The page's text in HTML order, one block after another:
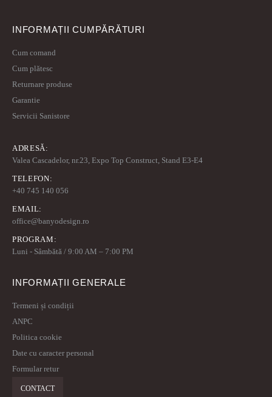
INFORMAȚII CUMPĂRĂTURI
Cum comand
Cum plătesc
Returnare produse
Garantie
Servicii Sanistore
ADRESĂ:
Valea Cascadelor, nr.23, Expo Top Construct, Stand E3-E4
TELEFON:
+40 745 140 056
EMAIL:
office@banyodesign.ro
PROGRAM:
Luni - Sâmbătă / 9:00 AM – 7:00 PM
INFORMAȚII GENERALE
Termeni și condiții
ANPC
Politica cookie
Date cu caracter personal
Formular retur
CONTACT